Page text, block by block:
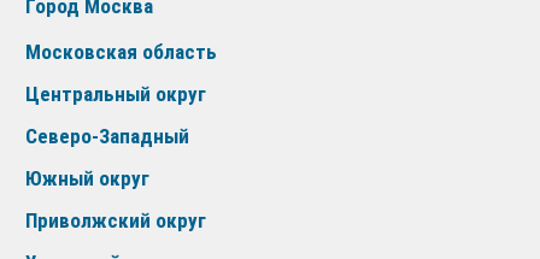
Город Москва
Московская область
Центральный округ
Северо-Западный
Южный округ
Приволжский округ